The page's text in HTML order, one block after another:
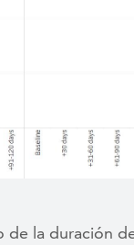
de la duración